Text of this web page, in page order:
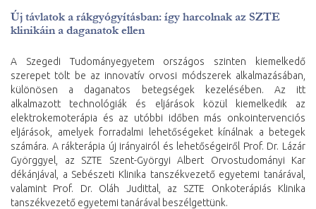
Új távlatok a rákgyógyításban: így harcolnak az SZTE
klinikáin a daganatok ellen
A Szegedi Tudományegyetem országos szinten kiemelkedő
szerepet tölt be az innovatív orvosi módszerek alkalmazásában,
különösen a daganatos betegségek kezelésében. Az itt
alkalmazott technológiák és eljárások közül kiemelkedik az
elektrokemoterápia és az utóbbi időben más onkointervenciós
eljárások, amelyek forradalmi lehetőségeket kínálnak a betegek
számára. A rákterápia új irányairól és lehetőségeiről Prof. Dr. Lázár
Györggyel, az SZTE Szent-Györgyi Albert Orvostudományi Kar
dékánjával, a Sebészeti Klinika tanszékvezető egyetemi tanárával,
valamint Prof. Dr. Oláh Judittal, az SZTE Onkoterápiás Klinika
tanszékvezető egyetemi tanárával beszélgettünk.